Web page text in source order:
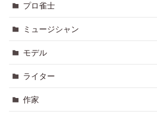
プロ雀士
ミュージシャン
モデル
ライター
作家